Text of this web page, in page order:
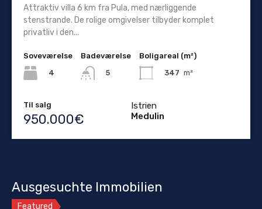
Attraktiv villa 6 km fra Pula, med nærliggende
stenstrande. De rolige omgivelser tilbyder komplet
privatliv i den...
Soveværelse
4
Badeværelse
5
Boligareal (m²)
347 m²
Til salg
950.000€
Istrien
Medulin
Ausgesuchte Immobilien
Featured